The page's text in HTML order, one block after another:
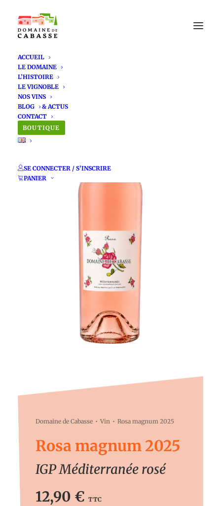
ACCUEIL
LE DOMAINE
L’HISTOIRE
LE VIGNOBLE
NOS VINS
BLOG
CONTACT
BOUTIQUE
SE CONNECTER / S’INSCRIRE
PANIER
Domaine de Cabasse Vin Rosa magnum 2025
Rosa magnum 2025
IGP Méditerranée rosé
12,90 € TTC